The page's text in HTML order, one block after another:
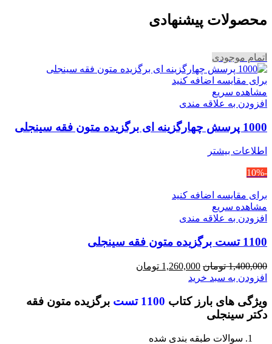
محصولات پیشنهادی
اتمام موجودی
برای مقایسه اضافه کنید
مشاهده سریع
افزودن به علاقه مندی
1000 پرسش چهارگزینه ای برگزیده متون فقه سینجلی
اطلاعات بیشتر
-10%
برای مقایسه اضافه کنید
مشاهده سریع
افزودن به علاقه مندی
1100 تست برگزیده متون فقه سینجلی
1,400,000 تومان قیمت
اصلی
بود.
1,260,000 تومان
است.
افزودن به سبد خرید
ویژگی های بارز کتاب 1100 تست
برگزیده متون فقه
دکتر سینجلی
سوالات طبقه بندی شده